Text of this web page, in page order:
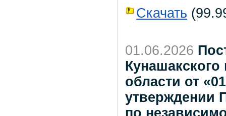
Скачать
01.06.2026
области от
утверждении
по